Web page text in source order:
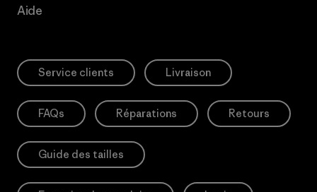
Aide
Service clients Livraison
FAQs Réparations Retours
Guide des tailles